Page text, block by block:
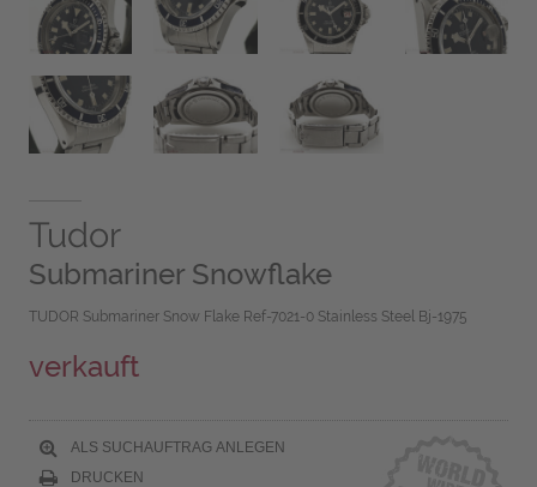
Tudor
Submariner Snowflake
TUDOR Submariner Snow Flake Ref-7021-0 Stainless Steel Bj-1975
verkauft
ALS SUCHAUFTRAG ANLEGEN
DRUCKEN